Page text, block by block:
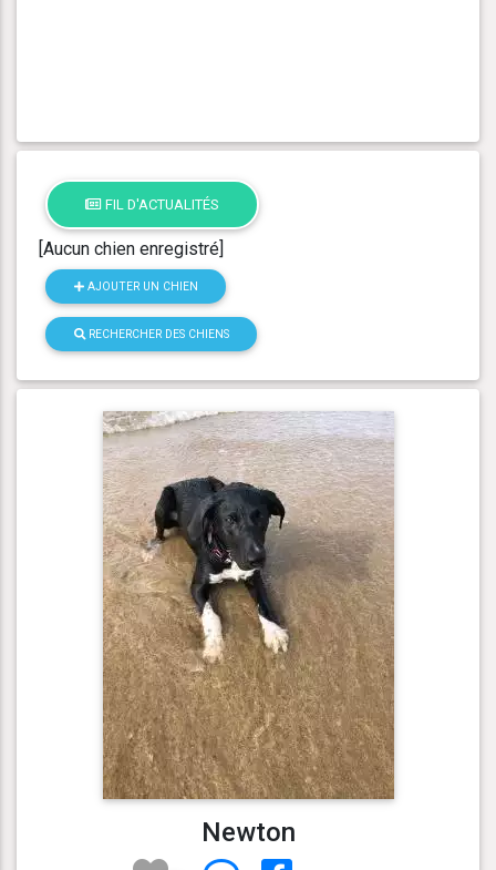
FIL D'ACTUALITÉS
[Aucun chien enregistré]
AJOUTER UN CHIEN
RECHERCHER DES CHIENS
Newton